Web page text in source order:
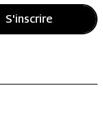
S'inscrire